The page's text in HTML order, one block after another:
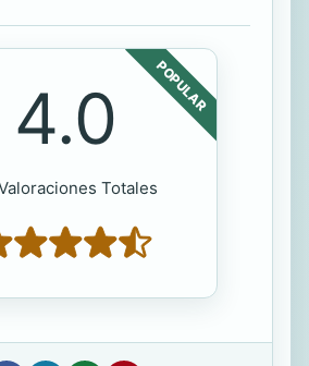
POPULAR
4.0
Totales